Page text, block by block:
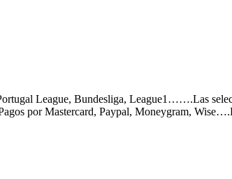
League, Bundesliga, League1…….Las
por Mastercard, Paypal, Moneygram,